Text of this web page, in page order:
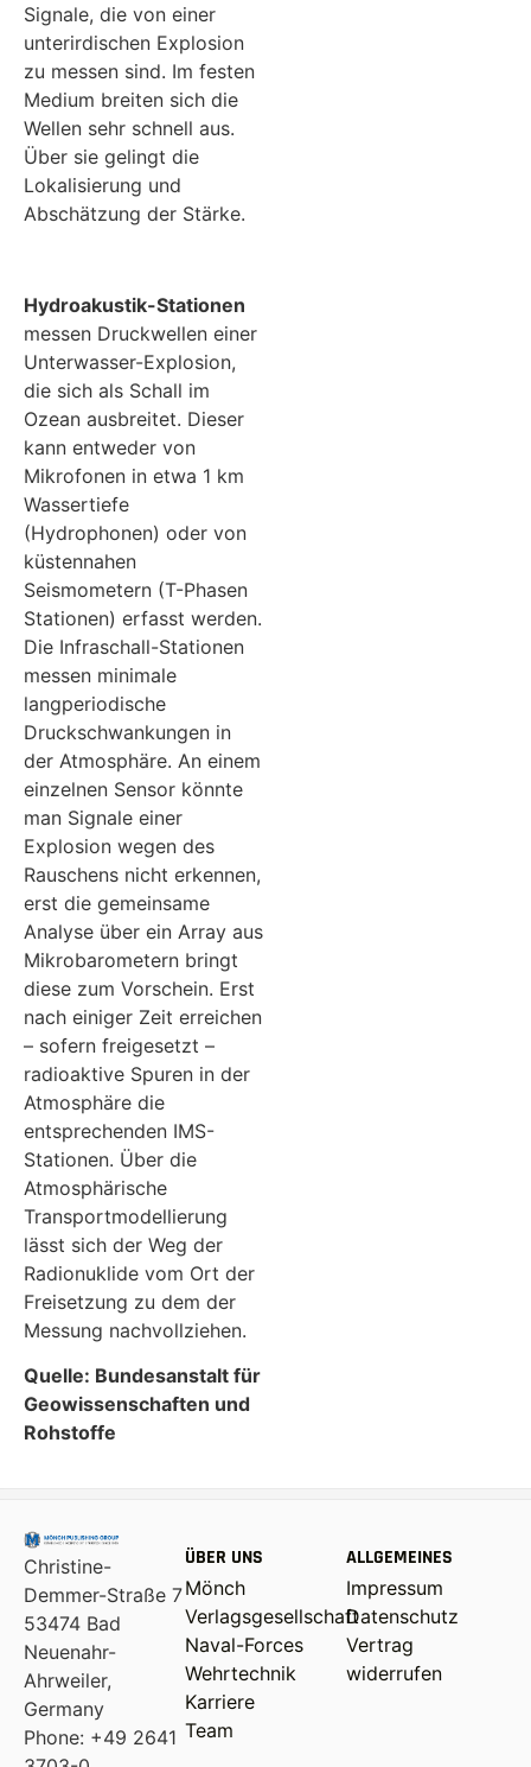
Signale, die von einer
unterirdischen Explosion
zu messen sind. Im festen
Medium breiten sich die
Wellen sehr schnell aus.
Über sie gelingt die
Lokalisierung und
Abschätzung der Stärke.
Hydroakustik-Stationen
messen Druckwellen einer
Unterwasser-Explosion,
die sich als Schall im
Ozean ausbreitet. Dieser
kann entweder von
Mikrofonen in etwa 1 km
Wassertiefe
(Hydrophonen) oder von
küstennahen
Seismometern (T-Phasen
Stationen) erfasst werden.
Die Infraschall-Stationen
messen minimale
langperiodische
Druckschwankungen in
der Atmosphäre. An einem
einzelnen Sensor könnte
man Signale einer
Explosion wegen des
Rauschens nicht erkennen,
erst die gemeinsame
Analyse über ein Array aus
Mikrobarometern bringt
diese zum Vorschein. Erst
nach einiger Zeit erreichen
– sofern freigesetzt –
radioaktive Spuren in der
Atmosphäre die
entsprechenden IMS-
Stationen. Über die
Atmosphärische
Transportmodellierung
lässt sich der Weg der
Radionuklide vom Ort der
Freisetzung zu dem der
Messung nachvollziehen.
Quelle: Bundesanstalt für
Geowissenschaften und
Rohstoffe
Christine-
Demmer-Straße 7
53474 Bad
Neuenahr-
Ahrweiler,
Germany
Phone: +49 2641
ÜBER UNS
Mönch
Verlagsgesellschaft
Naval-Forces
Wehrtechnik
Karriere
Team
ALLGEMEINES
Impressum
Datenschutz
Vertrag
widerrufen